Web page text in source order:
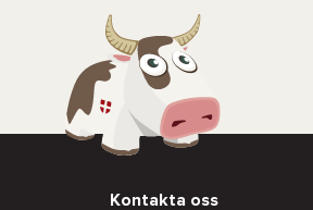
Kontakta oss